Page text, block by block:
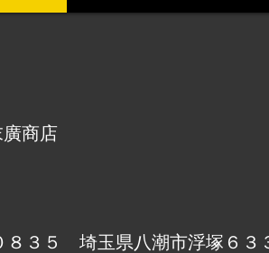
商店
８３５ 埼玉県八潮市浮塚６３